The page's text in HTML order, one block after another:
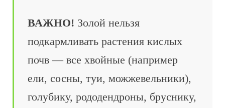
ВАЖНО! Золой нельзя
подкармливать растения кислых
почв — все хвойные (например
ели, сосны, туи, можжевельники),
голубику, рододендроны, бруснику,